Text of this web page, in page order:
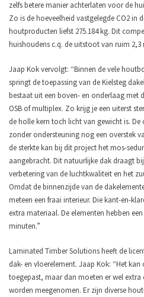
zelfs betere manier achterlaten voor de
Zo is de hoeveelheid vastgelegde CO2 in
houtproducten liefst 275.184 kg. Dit
huishoudens c.q. de uitstoot van ruim
Jaap Kok vervolgt: “Binnen de vele
springt de toepassing van de Kielsteg
bestaat uit een boven- en onderlaag met
OSB of multiplex. Zo krijg je een uiterst
de holle kern toch licht van gewicht is.
zonder ondersteuning nog een overstek
de sterkte kan bij dit project het mos-
aangebracht. Dit natuurlijke dak draagt
verbetering van de luchtkwaliteit en het
Omdat de binnenzijde van de
meteen een fraai interieur. Die kant-en-
extra materiaal. De elementen hebben
minuten.”
Laminated Timber Solutions heeft de
dak- en vloerelement. Jaap Kok: “Het
toegepast, maar dan moeten er wel
worden meegenomen. Er zijn diverse